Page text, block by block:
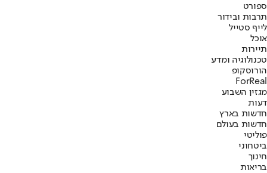
ספורט
תרבות ובידור
לייף סטייל
אוכל
תיירות
טכנולוגיה ומדע
הורוסקופ
ForReal
מגזין השבוע
דעות
חדשות בארץ
חדשות בעולם
פוליטי
ביטחוני
חינוך
בריאות